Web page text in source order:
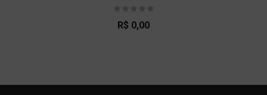
R$ 0,00